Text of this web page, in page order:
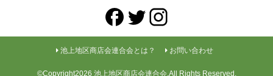
池上地区商店会連合会とは？ お問い合わせ
©Copyright2026 池上地区商店会連合会.All Rights Reserved.